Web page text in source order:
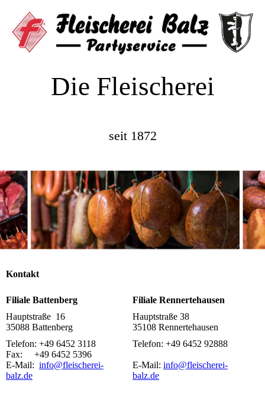
Die Fleischerei
seit 1872
Kontakt
Filiale Battenberg
Filiale Rennertehausen
Hauptstraße 16
35088 Battenberg
Hauptstraße 38
35108 Rennertehausen
Telefon: +49 6452 3118
Fax: +49 6452 5396
E-Mail: info@fleischerei-
balz.de
Telefon: +49 6452 92888
E-Mail: info@fleischerei-
balz.de